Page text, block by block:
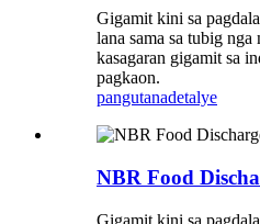
Gigamit kini sa
lana sama sa tubig
kasagaran gigamit sa
pagkaon.
pangutanadetalye
NBR Food
Gigamit kini sa